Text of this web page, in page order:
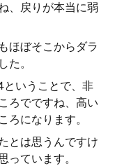
、戻りが本当に弱
ほぼそこからダラ
た。
いうことで、非
ろでですね、高い
ろになります。
とは思うんですけ
っています。